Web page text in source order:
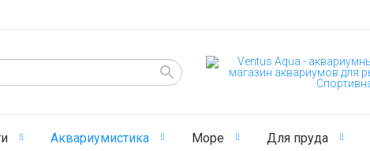
Аквариумистика Море Для пруда